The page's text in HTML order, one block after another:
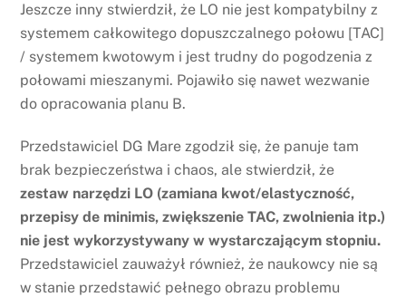
Jeszcze inny stwierdził, że LO nie jest kompatybilny z
systemem całkowitego dopuszczalnego połowu [TAC]
/ systemem kwotowym i jest trudny do pogodzenia z
połowami mieszanymi. Pojawiło się nawet wezwanie
do opracowania planu B.
Przedstawiciel DG Mare zgodził się, że panuje tam
brak bezpieczeństwa i chaos, ale stwierdził, że
zestaw narzędzi LO (zamiana kwot/elastyczność,
przepisy de minimis, zwiększenie TAC, zwolnienia itp.)
nie jest wykorzystywany w wystarczającym stopniu.
Przedstawiciel zauważył również, że naukowcy nie są
w stanie przedstawić pełnego obrazu problemu